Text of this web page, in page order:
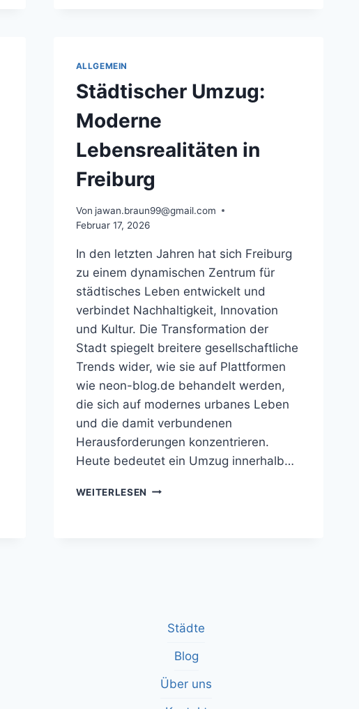
ALLGEMEIN
Städtischer Umzug:
Moderne
Lebensrealitäten in
Freiburg
Von jawan.braun99@gmail.com
Februar 17, 2026
In den letzten Jahren hat sich Freiburg
zu einem dynamischen Zentrum für
städtisches Leben entwickelt und
verbindet Nachhaltigkeit, Innovation
und Kultur. Die Transformation der
Stadt spiegelt breitere gesellschaftliche
Trends wider, wie sie auf Plattformen
wie neon-blog.de behandelt werden,
die sich auf modernes urbanes Leben
und die damit verbundenen
Herausforderungen konzentrieren.
Heute bedeutet ein Umzug innerhalb…
WEITERLESEN STÄDTISCHER
Städte
Blog
Über uns